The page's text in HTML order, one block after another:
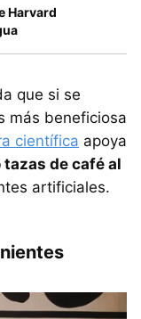
Harvard
que si se
más beneficiosa
científica apoya
de café al
artificiales.